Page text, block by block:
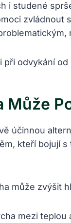
i studené
Může
účinnou
kteří bojují
může zvýšit
mezi